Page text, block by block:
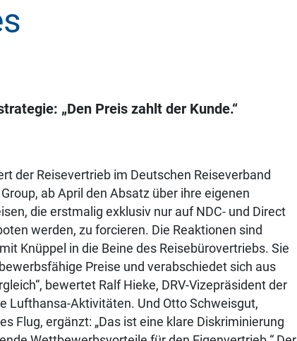
„Den Preis zahlt der Kunde.“
der Reisevertrieb im Deutschen Reiseverband
ab April den Absatz über ihre eigenen
die erstmalig exklusiv nur auf NDC- und Direct
werden, zu forcieren. Die Reaktionen sind
Knüppel in die Beine des Reisebürovertriebs. Sie
Preise und verabschiedet sich aus
bewertet Ralf Hieke, DRV-Vizepräsident der
Lufthansa-Aktivitäten. Und Otto Schweisgut,
Flug, ergänzt: „Das ist eine klare Diskriminierung